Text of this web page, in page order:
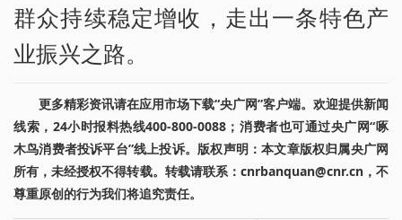
群众持续稳定增收，走出一条特色产
业振兴之路。
更多精彩资讯请在应用市场下载“央广网”客户端。欢迎提供新闻
线索，24小时报料热线400-800-0088；消费者也可通过央广网“啄
木鸟消费者投诉平台”线上投诉。版权声明：本文章版权归属央广网
所有，未经授权不得转载。转载请联系：cnrbanquan@cnr.cn，不
尊重原创的行为我们将追究责任。